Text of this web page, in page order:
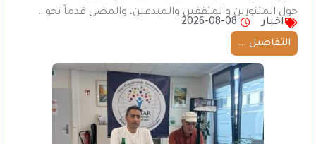
حول المتنورين والمثقفين والمبدعين، والمضي قدماً نحو…
اخبار
2026-08-08
التفاصيل ...